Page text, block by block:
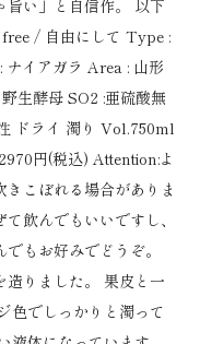
旨い」と自信作。 以下
/ 自由にして Type :
イアガラ Area : 山形
生酵母 SO2 :亜硫酸無
ドライ 濁り Vol.750ml
円(税込) Attention:よ
こぼれる場合がありま
飲んでもいいですし、
もお好みでどうぞ。
造りました。 果皮と一
色でしっかりと濁って